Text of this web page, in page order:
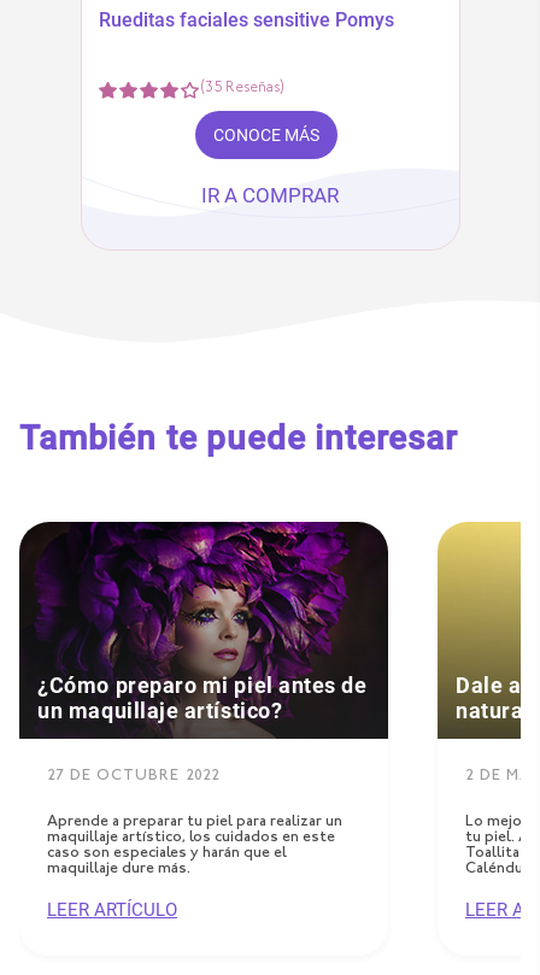
Rueditas faciales sensitive Pomys
(35 Reseñas)
CONOCE MÁS
IR A COMPRAR
También te puede interesar
¿Cómo preparo mi piel antes de
un maquillaje artístico?
27 DE OCTUBRE 2022
Aprende a preparar tu piel para realizar un
maquillaje artístico, los cuidados en este
caso son especiales y harán que el
maquillaje dure más.
LEER ARTÍCULO
Dale a
2 DE
Lo mejor
tu piel.
Toallitas
LEER